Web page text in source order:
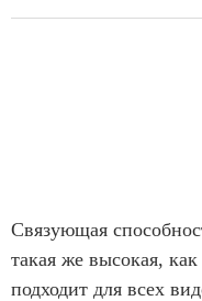
Связующая
такая же высокая,
подходит для всех